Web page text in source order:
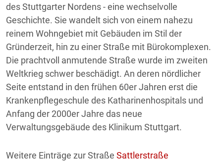
des Stuttgarter Nordens - eine wechselvolle
Geschichte. Sie wandelt sich von einem nahezu
reinem Wohngebiet mit Gebäuden im Stil der
Gründerzeit, hin zu einer Straße mit Bürokomplexen.
Die prachtvoll anmutende Straße wurde im zweiten
Weltkrieg schwer beschädigt. An deren nördlicher
Seite entstand in den frühen 60er Jahren erst die
Krankenpflegeschule des Katharinenhospitals und
Anfang der 2000er Jahre das neue
Verwaltungsgebäude des Klinikum Stuttgart.
Weitere Einträge zur Straße Sattlerstraße